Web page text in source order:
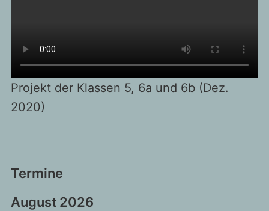
Projekt der Klassen 5, 6a und 6b (Dez.
2020)
Termine
August 2026